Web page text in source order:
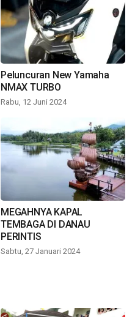
Peluncuran New Yamaha
NMAX TURBO
Rabu, 12 Juni 2024
MEGAHNYA KAPAL
TEMBAGA DI DANAU
PERINTIS
Sabtu, 27 Januari 2024